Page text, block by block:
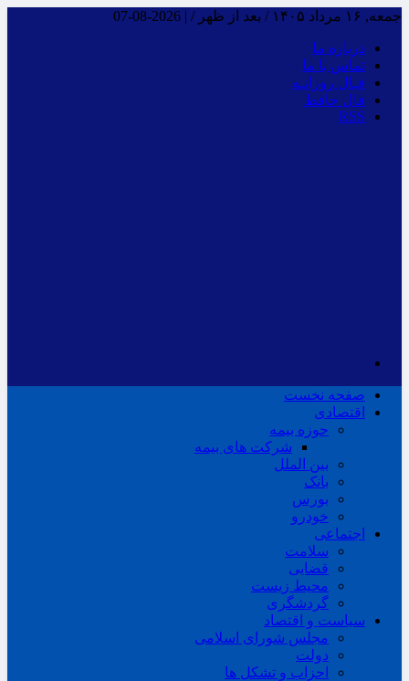
جمعه, ۱۶ مرداد ۱۴۰۵ / بعد از ظهر / |
2026-08-07
درباره ما
تماس با ما
فـال روزانـه
فال حافظ
RSS
صفحه نخست
اقتصادی
حوزه بیمه
شرکت های بیمه
بین الملل
بانک
بورس
خودرو
اجتماعی
سلامت
قضایی
محیط زیست
گردشگری
سیاست و اقتصاد
مجلس شورای اسلامی
دولت
احزاب و تشکل ها